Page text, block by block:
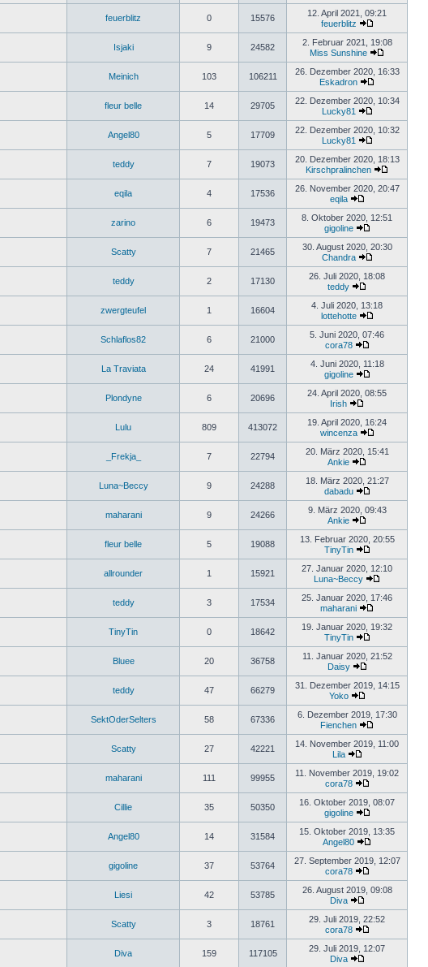
feuerblitz 0 15576
12. April 2021, 09:21
feuerblitz
Isjaki 9 24582
2. Februar 2021, 19:08
Miss Sunshine
Meinich 103 106211
26. Dezember 2020, 16:33
Eskadron
fleur belle 14 29705
22. Dezember 2020, 10:34
Lucky81
Angel80 5 17709
22. Dezember 2020, 10:32
Lucky81
teddy 7 19073
20. Dezember 2020, 18:13
Kirschpralinchen
eqila 4 17536
26. November 2020, 20:47
eqila
zarino 6 19473
8. Oktober 2020, 12:51
gigoline
Scatty 7 21465
30. August 2020, 20:30
Chandra
teddy 2 17130
26. Juli 2020, 18:08
teddy
zwergteufel 1 16604
4. Juli 2020, 13:18
lottehotte
Schlaflos82 6 21000
5. Juni 2020, 07:46
cora78
La Traviata 24 41991
4. Juni 2020, 11:18
gigoline
Plondyne 6 20696
24. April 2020, 08:55
Irish
Lulu 809 413072
19. April 2020, 16:24
wincenza
_Frekja_ 7 22794
20. März 2020, 15:41
Ankie
Luna~Beccy 9 24288
18. März 2020, 21:27
dabadu
maharani 9 24266
9. März 2020, 09:43
Ankie
fleur belle 5 19088
13. Februar 2020, 20:55
TinyTin
allrounder 1 15921
27. Januar 2020, 12:10
Luna~Beccy
teddy 3 17534
25. Januar 2020, 17:46
maharani
TinyTin 0 18642
19. Januar 2020, 19:32
TinyTin
Bluee 20 36758
11. Januar 2020, 21:52
Daisy
teddy 47 66279
31. Dezember 2019, 14:15
Yoko
SektOderSelters 58 67336
6. Dezember 2019, 17:30
Fienchen
Scatty 27 42221
14. November 2019, 11:00
Lila
maharani 111 99955
11. November 2019, 19:02
cora78
Cillie 35 50350
16. Oktober 2019, 08:07
gigoline
Angel80 14 31584
15. Oktober 2019, 13:35
Angel80
gigoline 37 53764
27. September 2019, 12:07
cora78
Liesi 42 53785
26. August 2019, 09:08
Diva
Scatty 3 18761
29. Juli 2019, 22:52
cora78
Diva 159 117105
29. Juli 2019, 12:07
Diva